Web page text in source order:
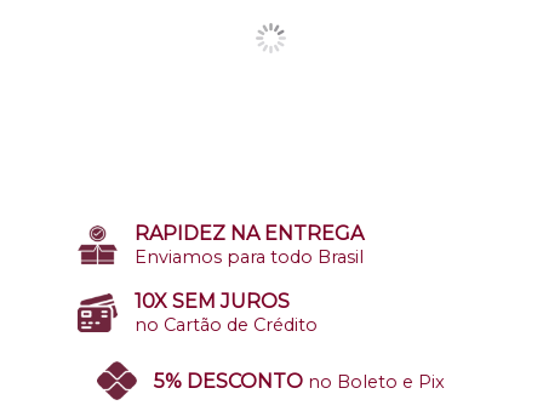
RAPIDEZ NA ENTREGA
Enviamos para todo Brasil
10X SEM JUROS
no Cartão de Crédito
5% DESCONTO no Boleto e Pix